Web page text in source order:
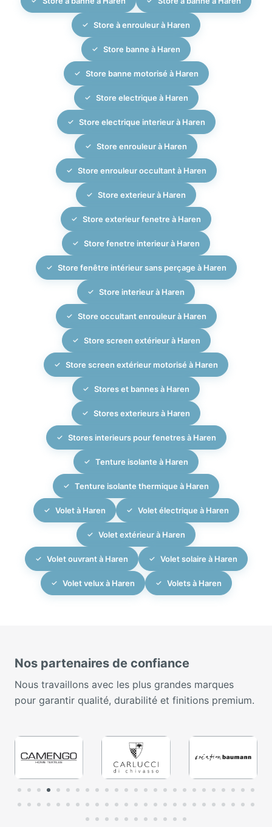
Store à enrouleur à Haren
Store banne à Haren
Store banne motorisé à Haren
Store electrique à Haren
Store electrique interieur à Haren
Store enrouleur à Haren
Store enrouleur occultant à Haren
Store exterieur à Haren
Store exterieur fenetre à Haren
Store fenetre interieur à Haren
Store fenêtre intérieur sans perçage à Haren
Store interieur à Haren
Store occultant enrouleur à Haren
Store screen extérieur à Haren
Store screen extérieur motorisé à Haren
Stores et bannes à Haren
Stores exterieurs à Haren
Stores interieurs pour fenetres à Haren
Tenture isolante à Haren
Tenture isolante thermique à Haren
Volet à Haren Volet électrique à Haren
Volet extérieur à Haren
Volet ouvrant à Haren Volet solaire à Haren
Volet velux à Haren Volets à Haren
Nos partenaires de confiance
Nous travaillons avec les plus grandes marques
pour garantir qualité, durabilité et finitions premium.